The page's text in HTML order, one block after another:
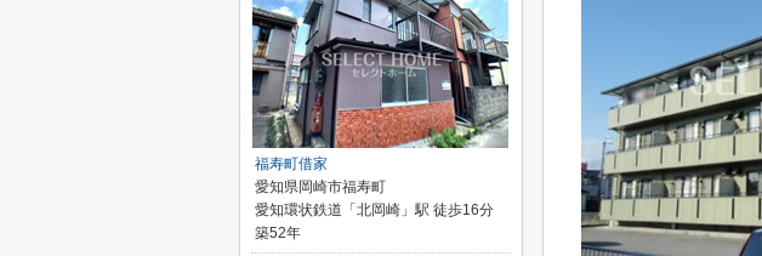
福寿町借家
愛知県岡崎市福寿町
愛知環状鉄道「北岡崎」駅 徒歩16分
築52年